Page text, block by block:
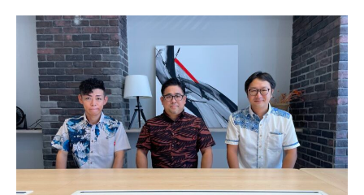
相談事例
お知らせ
ブログ